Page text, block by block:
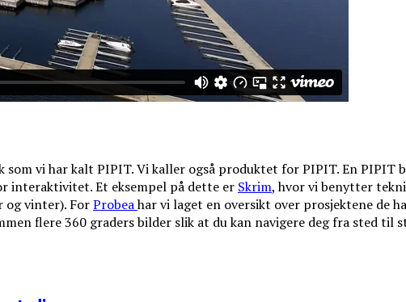
vi har kalt PIPIT. Vi kaller også produktet for PIPIT. En PIPIT
interaktivitet. Et eksempel på dette er Skrim, hvor vi benytter
og vinter). ForProbeahar vi laget en oversikt over prosjektene de
flere 360 graders bilder slik at du kan navigere deg fra sted til